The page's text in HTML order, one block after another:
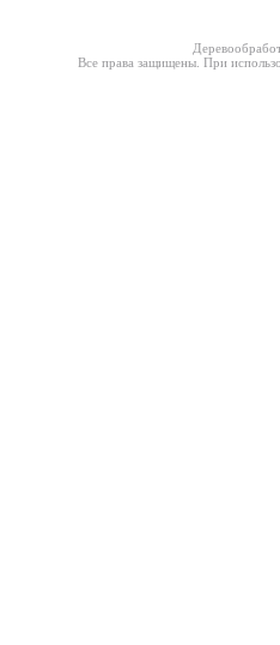
Все права защищены. При